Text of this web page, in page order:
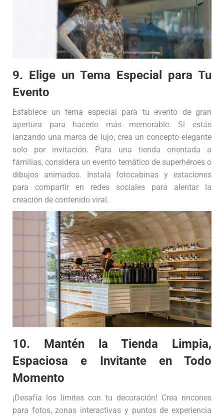
9. Elige un Tema Especial para Tu
Evento
Establece un tema especial para tu evento de gran
apertura para hacerlo más memorable. Si estás
lanzando una marca de lujo, crea un concepto elegante
solo por invitación. Para una tienda orientada a
familias, considera un evento temático de superhéroes o
dibujos animados. Instala fotocabinas y estaciones
para compartir en redes sociales para alentar la
creación de contenido viral.
10. Mantén la Tienda Limpia,
Espaciosa e Invitante en Todo
Momento
¡Desafía los límites con tu decoración! Crea rincones
para fotos, zonas interactivas y puntos de experiencia